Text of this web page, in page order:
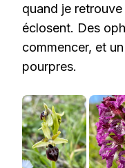
quand je
éclosent. Des
commencer, et
pourpres.